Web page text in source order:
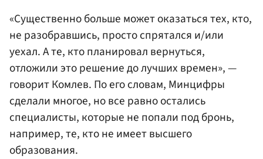
«Существенно больше может оказаться тех, кто,
не разобравшись, просто спрятался и/или
уехал. А те, кто планировал вернуться,
отложили это решение до лучших времен», —
говорит Комлев. По его словам, Минцифры
сделали многое, но все равно остались
специалисты, которые не попали под бронь,
например, те, кто не имеет высшего
образования.